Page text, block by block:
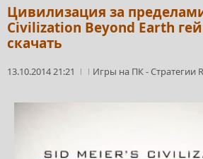
Цивилизация за
Civilization Beyond Earth
скачать
13.10.2014 21:21 Игры на ПК-Стратегии